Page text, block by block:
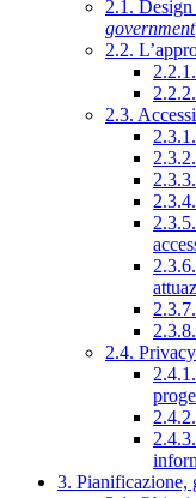
2.1.
government
2.2.
2.3.
2.4. Privacy
3. Pianificazione,